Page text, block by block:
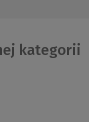
kategorii